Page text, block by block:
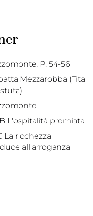
, P. 54-56
Mezzarobba (Tita
L'ospitalità premiata
La ricchezza
all'arroganza